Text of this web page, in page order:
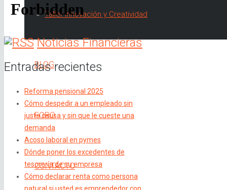
Taller Innovación y Creatividad
BLOG
FORO
CONTACTO
Noticias Financieras
Entradas recientes
Reforma pensional 2025
Cómo despedir a un empleado sin
justa causa y sin que le cueste una
demanda
Acoso laboral en pymes
Dónde poner los excedentes de
tesorería de su empresa
Cómo declarar renta como persona
natural si usted es emprendedor con